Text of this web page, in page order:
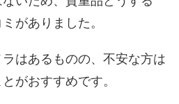
がありました。
はあるものの、不安な方は
がおすすめです。